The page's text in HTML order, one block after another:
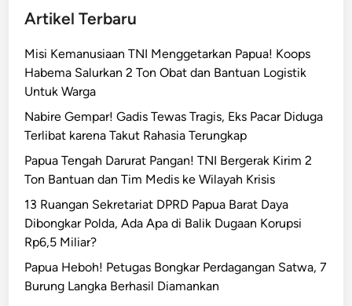
k
p
a
r
a
t
d
a
M
a
s
y
a
Artikel Terbaru
Misi Kemanusiaan TNI Menggetarkan Papua! Koops
Habema Salurkan 2 Ton Obat dan Bantuan Logistik
Untuk Warga
Nabire Gempar! Gadis Tewas Tragis, Eks Pacar Diduga
Terlibat karena Takut Rahasia Terungkap
Papua Tengah Darurat Pangan! TNI Bergerak Kirim 2
Ton Bantuan dan Tim Medis ke Wilayah Krisis
13 Ruangan Sekretariat DPRD Papua Barat Daya
Dibongkar Polda, Ada Apa di Balik Dugaan Korupsi
Rp6,5 Miliar?
Papua Heboh! Petugas Bongkar Perdagangan Satwa, 7
Burung Langka Berhasil Diamankan